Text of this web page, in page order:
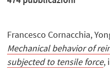
Francesco Cornacchia,
Mechanical behavior of
subjected to tensile force,